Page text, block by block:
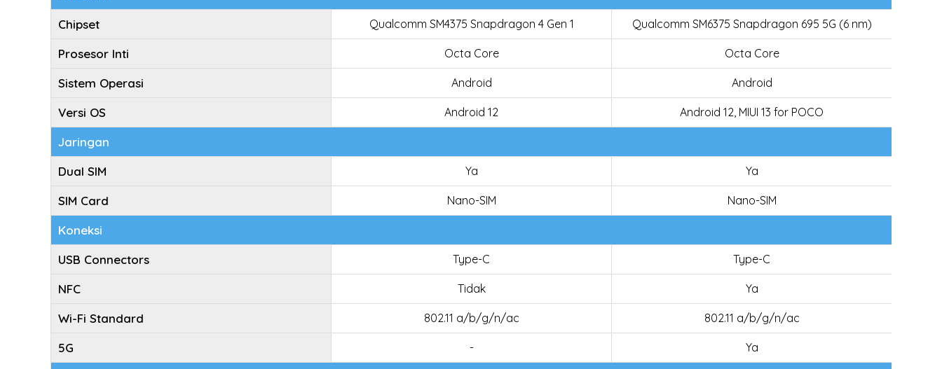
Chipset
Qualcomm SM4375 Snapdragon 4 Gen 1 Qualcomm SM6375 Snapdragon 695 5G (6 nm)
Prosesor Inti Octa Core Octa Core
Sistem Operasi Android Android
Versi OS Android 12 Android 12, MIUI 13 for POCO
Jaringan
Dual SIM
Ya Ya
SIM Card Nano-SIM Nano-SIM
Koneksi
USB Connectors
Type-C Type-C
NFC Tidak Ya
Wi-Fi Standard 802.11 a/b/g/n/ac 802.11 a/b/g/n/ac
5G - Ya